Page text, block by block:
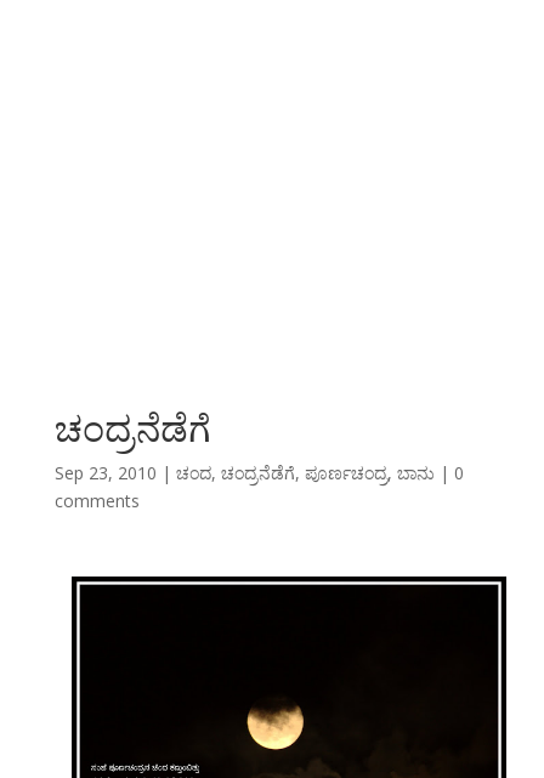
ಚಂದ್ರನೆಡೆಗೆ
Sep 23, 2010 | ಚಂದ, ಚಂದ್ರನೆಡೆಗೆ, ಪೂರ್ಣಚಂದ್ರ, ಬಾನು | 0
comments